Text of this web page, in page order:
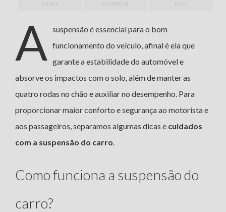
SHARE COMMENT
A suspensão é essencial para o bom
funcionamento do veículo, afinal é ela que
garante a estabilidade do automóvel e
absorve os impactos com o solo, além de manter as
quatro rodas no chão e auxiliar no desempenho. Para
proporcionar maior conforto e segurança ao motorista e
aos passageiros, separamos algumas dicas e cuidados
com a suspensão do carro.
Como funciona a suspensão do
carro?